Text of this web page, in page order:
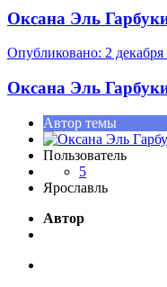
Оксана Эль
Опубликовано: 2
Оксана Эль
Автор темы
Пользователь
5
Ярославль
Автор